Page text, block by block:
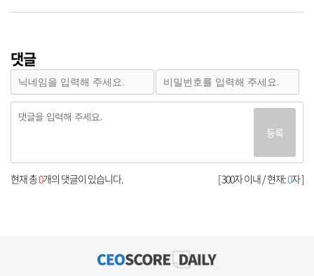
댓글
등록
[ 300자 이내 / 현재:0자 ]
현재 총0개의 댓글이 있습니다.